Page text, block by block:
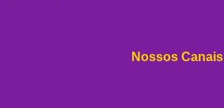
Nossos Canais